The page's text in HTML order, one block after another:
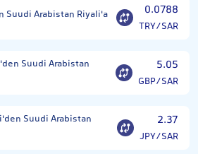
Suudi Arabistan Riyali'a 0.0788
TRY/SAR
Suudi Arabistan 5.05
GBP/SAR
Suudi Arabistan 2.37
JPY/SAR